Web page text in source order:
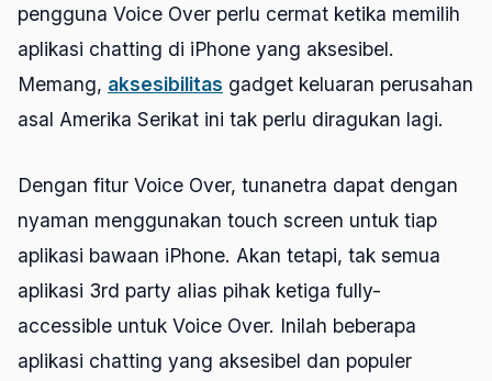
pengguna Voice Over perlu cermat ketika memilih
aplikasi chatting di iPhone yang aksesibel.
Memang, aksesibilitas gadget keluaran perusahan
asal Amerika Serikat ini tak perlu diragukan lagi.
Dengan fitur Voice Over, tunanetra dapat dengan
nyaman menggunakan touch screen untuk tiap
aplikasi bawaan iPhone. Akan tetapi, tak semua
aplikasi 3rd party alias pihak ketiga fully-
accessible untuk Voice Over. Inilah beberapa
aplikasi chatting yang aksesibel dan populer